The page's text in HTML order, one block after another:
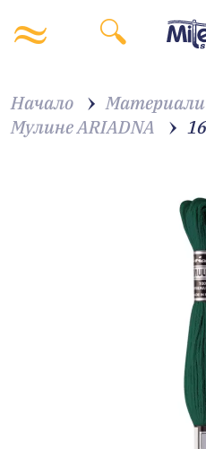
Начало
Материали
Мулине ARIADNA